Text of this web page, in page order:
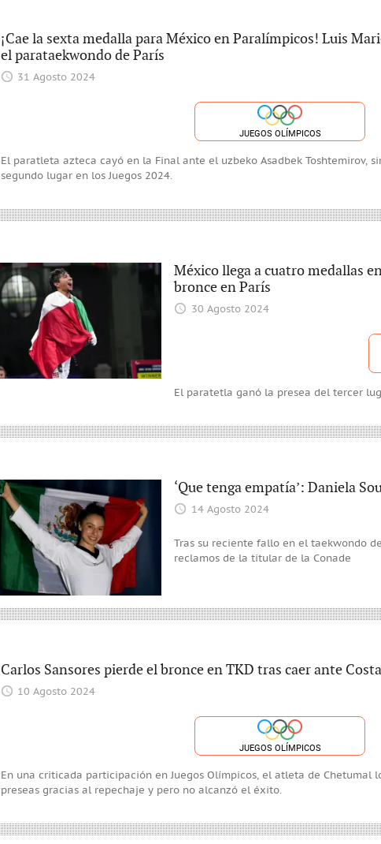
¡Cae la sexta medalla para México en Paralímpicos! Luis
el parataekwondo de París
31 Agosto 2024
JUEGOS OLÍMPICOS
El paratleta azteca cayó en la Final ante el uzbeko Asadbek Toshtemirov,
segundo lugar en los Juegos 2024.
México llega a cuatro medallas
bronce en París
30 Agosto 2024
El paratetla ganó la presea del tercer
‘Que tenga empatía’: Daniela
14 Agosto 2024
Tras su reciente fallo en el taekwondo
reclamos de la titular de la Conade
Carlos Sansores pierde el bronce en TKD tras caer ante
10 Agosto 2024
JUEGOS OLÍMPICOS
En una criticada participación en Juegos Olímpicos, el atleta de Chetumal
preseas gracias al repechaje y pero no alcanzó el éxito.